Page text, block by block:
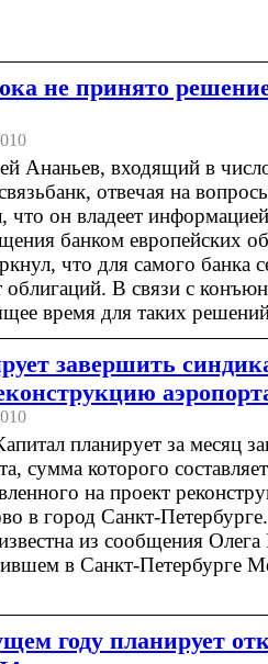
не принято
Ананьев, входящий в
отвечая на
что он владеет
банком европейских
что для самого банка
В связи с
время для таких
завершить
планирует за месяц
сумма которого
на проект
в город Санкт-
из сообщения
в Санкт-Петербурге
году планирует